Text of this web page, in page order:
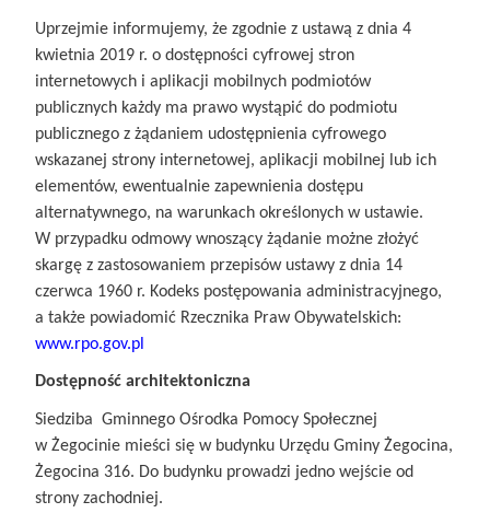
Uprzejmie informujemy, że zgodnie z ustawą z dnia 4
kwietnia 2019 r. o dostępności cyfrowej stron
internetowych i aplikacji mobilnych podmiotów
publicznych każdy ma prawo wystąpić do podmiotu
publicznego z żądaniem udostępnienia cyfrowego
wskazanej strony internetowej, aplikacji mobilnej lub ich
elementów, ewentualnie zapewnienia dostępu
alternatywnego, na warunkach określonych w ustawie.
W przypadku odmowy wnoszący żądanie możne złożyć
skargę z zastosowaniem przepisów ustawy z dnia 14
czerwca 1960 r. Kodeks postępowania administracyjnego,
a także powiadomić Rzecznika Praw Obywatelskich:
www.rpo.gov.pl
Dostępność architektoniczna
Siedziba Gminnego Ośrodka Pomocy Społecznej
w Żegocinie mieści się w budynku Urzędu Gminy Żegocina,
Żegocina 316. Do budynku prowadzi jedno wejście od
strony zachodniej.